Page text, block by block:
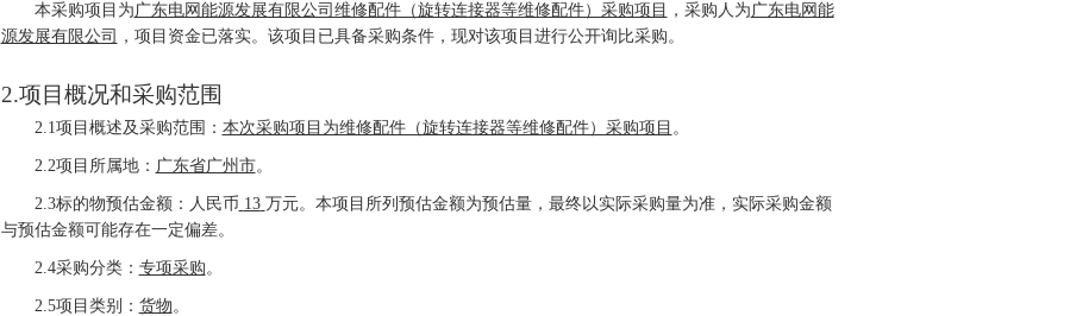
本采购项目 为广东电网能源发展有限公司维修配件（旋转连接器等维修配件）采购项目 ， 采购 人为广东电网能
源发展有限公司
， 项目资金已落实。 该项目已具备采购条件，现对该项目进行公开询比采购。
2.项目概况和采购范围
2.1项目概述及采购范围 ： 本次采购项目为维修配件（旋转连接器等维修配件）采购项目 。
2.2项目 所属地： 广东省广州市。
2.3标的物预估金额：人民币 13 万元。本项目所列预估金额为预估量，最终以实际采购量为准，实际采购金额
与预估金额可能存在一定偏差。
2.4采购分类： 专项采购。
2.5项目类别： 货物。